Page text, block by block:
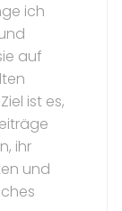
ich
auf
ist es,
ihr
und